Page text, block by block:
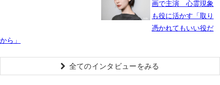
画で主演 心霊現象
も役に活かす「取り
憑かれてもいい役だ
から」
全てのインタビューをみる